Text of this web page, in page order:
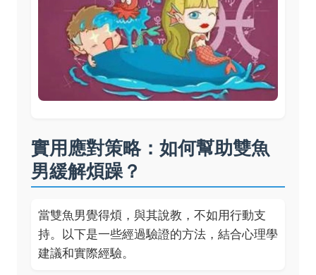
實用應對策略：如何幫助雙魚
男緩解煩躁？
當雙魚男覺得煩，與其說教，不如用行動支
持。以下是一些經過驗證的方法，結合心理學
建議和實際經驗。